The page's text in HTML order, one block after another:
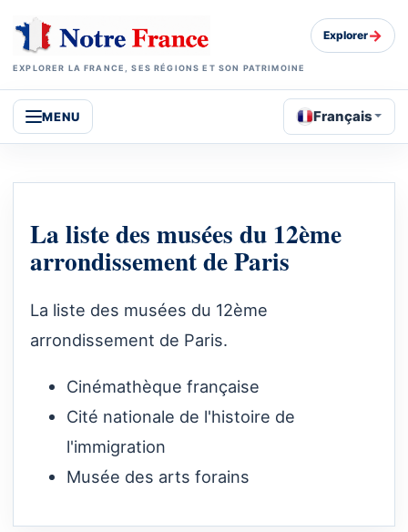
EXPLORER LA FRANCE, SES RÉGIONS ET SON PATRIMOINE
Explorer→
MENU Français
La liste des musées du 12ème
arrondissement de Paris
La liste des musées du 12ème
arrondissement de Paris.
Cinémathèque française
Cité nationale de l'histoire de
l'immigration
Musée des arts forains